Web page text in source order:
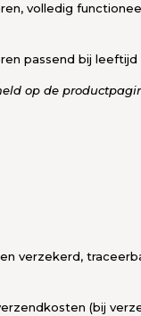
volledig
passend bij
op de
verzekerd,
(bij